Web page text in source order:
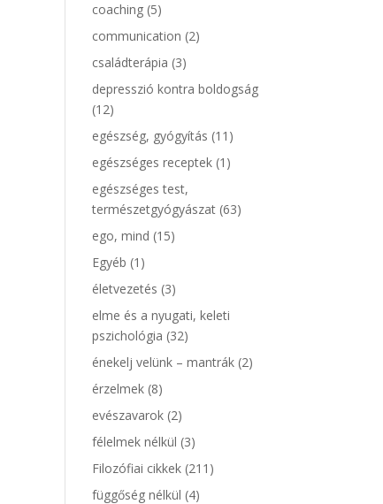
coaching (5)
communication (2)
családterápia (3)
depresszió kontra boldogság
(12)
egészség, gyógyítás (11)
egészséges receptek (1)
egészséges test,
természetgyógyászat (63)
ego, mind (15)
Egyéb (1)
életvezetés (3)
elme és a nyugati, keleti
pszichológia (32)
énekelj velünk – mantrák (2)
érzelmek (8)
evészavarok (2)
félelmek nélkül (3)
Filozófiai cikkek (211)
függőség nélkül (4)